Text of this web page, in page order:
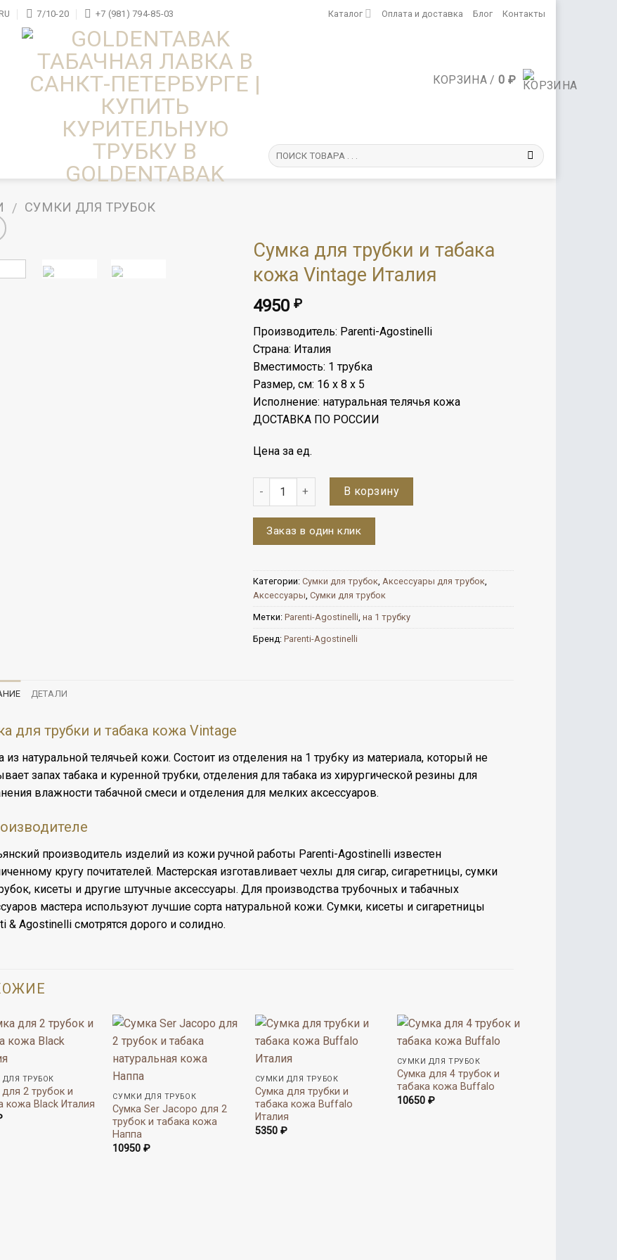
7/10-20 +7 (981) 794-85-03 Каталог Оплата и доставка Блог Контакты
КОРЗИНА /0 ₽
/ СУМКИ ДЛЯ ТРУБОК
Сумка для трубки и табака
кожа Vintage Италия
4950 ₽
Производитель: Parenti-Agostinelli
Страна: Италия
Вместимость: 1 трубка
Размер, см: 16 х 8 х 5
Исполнение: натуральная телячья кожа
ДОСТАВКА ПО РОССИИ
Цена за ед.
Количество В корзину
Заказ в один клик
Категории: Сумки для трубок Аксессуары для трубок
Аксессуары Сумки для трубок
Метки: Parenti-Agostinelli на 1 трубку
Бренд: Parenti-Agostinelli
ДЕТАЛИ
для трубки и табака кожа Vintage
из натуральной телячьей кожи. Состоит из отделения на 1 трубку из материала, который не
запах табака и куренной трубки, отделения для табака из хирургической резины для
влажности табачной смеси и отделения для мелких аксессуаров.
производитель изделий из кожи ручной работы Parenti-Agostinelli известен
кругу почитателей. Мастерская изготавливает чехлы для сигар, сигаретницы, сумки
кисеты и другие штучные аксессуары. Для производства трубочных и табачных
мастера используют лучшие сорта натуральной кожи. Сумки, кисеты и сигаретницы
& Agostinelli смотрятся дорого и солидно.
ТРУБОК
2 трубок и
кожа Black Италия
СУМКИ ДЛЯ ТРУБОК
Сумка Ser Jacopo для 2
трубок и табака кожа
Наппа
10950₽
СУМКИ ДЛЯ ТРУБОК
Сумка для трубки и
табака кожа Buffalo
Италия
5350 ₽
СУМКИ ДЛЯ ТРУБОК
Сумка для 4 трубок и
табака кожа Buffalo
10650 ₽